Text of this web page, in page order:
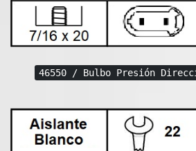
46550 / Bulbo Presión